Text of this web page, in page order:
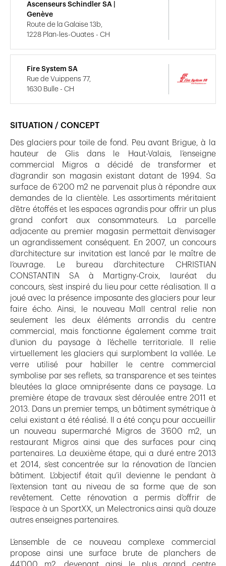
SITUATION / CONCEPT
Des glaciers pour toile de fond. Peu avant Brigue, à la
hauteur de Glis dans le Haut-Valais, l’enseigne
commercial Migros a décidé de transformer et
d’agrandir son magasin existant datant de 1994. Sa
surface de 6’200 m2 ne parvenait plus à répondre aux
demandes de la clientèle. Les assortiments méritaient
d’être étoffés et les espaces agrandis pour offrir un plus
grand confort aux consommateurs. La parcelle
adjacente au premier magasin permettait d’envisager
un agrandissement conséquent. En 2007, un concours
d’architecture sur invitation est lancé par le maître de
l’ouvrage. Le bureau d’architecture CHRISTIAN
CONSTANTIN SA à Martigny-Croix, lauréat du
concours, s’est inspiré du lieu pour cette réalisation. Il a
joué avec la présence imposante des glaciers pour leur
faire écho. Ainsi, le nouveau Mall central relie non
seulement les deux éléments arrondis du centre
commercial, mais fonctionne également comme trait
d’union du paysage à l’échelle territoriale. Il relie
virtuellement les glaciers qui surplombent la vallée. Le
verre utilisé pour habiller le centre commercial
symbolise par ses reflets, sa transparence et ses teintes
bleutées la glace omniprésente dans ce paysage. La
première étape de travaux s’est déroulée entre 2011 et
2013. Dans un premier temps, un bâtiment symétrique à
celui existant a été réalisé. Il a été conçu pour accueillir
un nouveau supermarché Migros de 3’600 m2, un
restaurant Migros ainsi que des surfaces pour cinq
partenaires. La deuxième étape, qui a duré entre 2013
et 2014, s’est concentrée sur la rénovation de l’ancien
bâtiment. L’objectif était qu’il devienne le pendant à
l’extension tant au niveau de sa forme que de son
revêtement. Cette rénovation a permis d’offrir de
l’espace à un SportXX, un Melectronics ainsi qu’à douze
autres enseignes partenaires.
L’ensemble de ce nouveau complexe commercial
propose ainsi une surface brute de planchers de
Ascenseurs Schindler SA |
Genève
Route de la Galaise 13b,
1228 Plan-les-Ouates - CH
Fire System SA
Rue de Vuippens 77,
1630 Bulle - CH